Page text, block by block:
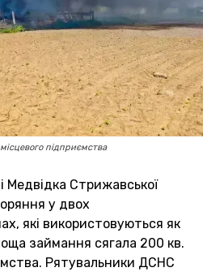
підприємства
Медвідка Стрижавської
у двох
які використовуються як
займання сягала 200 кв.
Рятувальники ДСНС